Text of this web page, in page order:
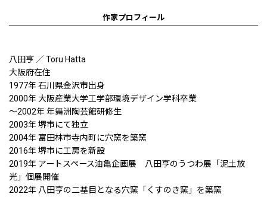
作家プロフィール
八田亨 ／ Toru Hatta
大阪府在住
1977年 石川県金沢市出身
2000年 大阪産業大学工学部環境デザイン学科卒業
〜2002年 年舞洲陶芸館研修生
2003年 堺市にて独立
2004年 富田林市寺内町に穴窯を築窯
2016年 堺市に工房を新設
2019年 アートスペース油亀企画展 八田亨のうつわ展「泥土放
光」個展開催
2022年 八田亨の二基目となる穴窯「くすのき窯」を築窯